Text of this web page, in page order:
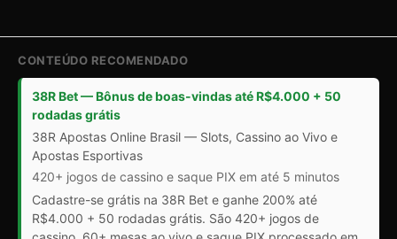
CONTEÚDO RECOMENDADO
38R Bet — Bônus de boas-vindas até R$4.000 + 50
rodadas grátis
38R Apostas Online Brasil — Slots, Cassino ao Vivo e
Apostas Esportivas
420+ jogos de cassino e saque PIX em até 5 minutos
Cadastre-se grátis na 38R Bet e ganhe 200% até
R$4.000 + 50 rodadas grátis. São 420+ jogos de